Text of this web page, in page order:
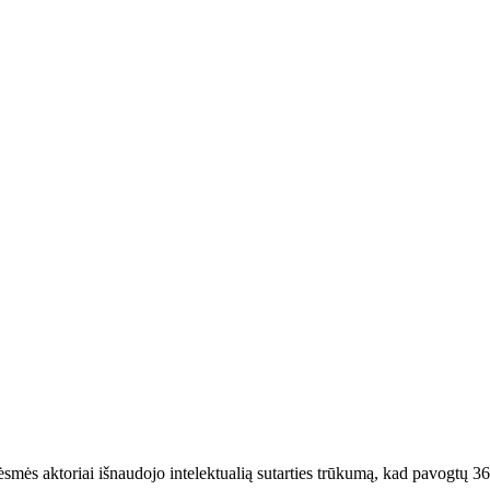
aktoriai išnaudojo intelektualią sutarties trūkumą, kad pavogtų